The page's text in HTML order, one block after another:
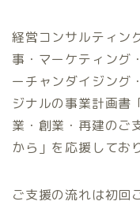
経営コンサルティン
事・マーケティング
ーチャンダイジング
ジナルの事業計画書
業・創業・再建のご
から」を応援してお
ご支援の流れは初回